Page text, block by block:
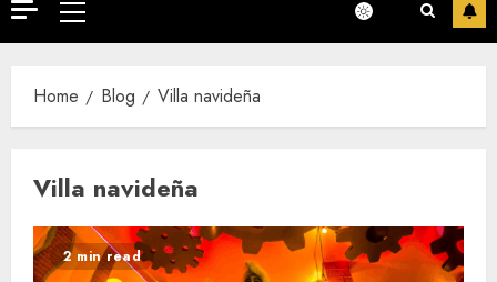
Primary
Menu
Home Blog Villa navideña
Villa navideña
2 min read